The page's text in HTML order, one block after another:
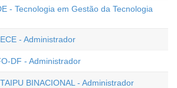
- Tecnologia em Gestão da Tecnologia
- Administrador
DF - Administrador
BINACIONAL - Administrador